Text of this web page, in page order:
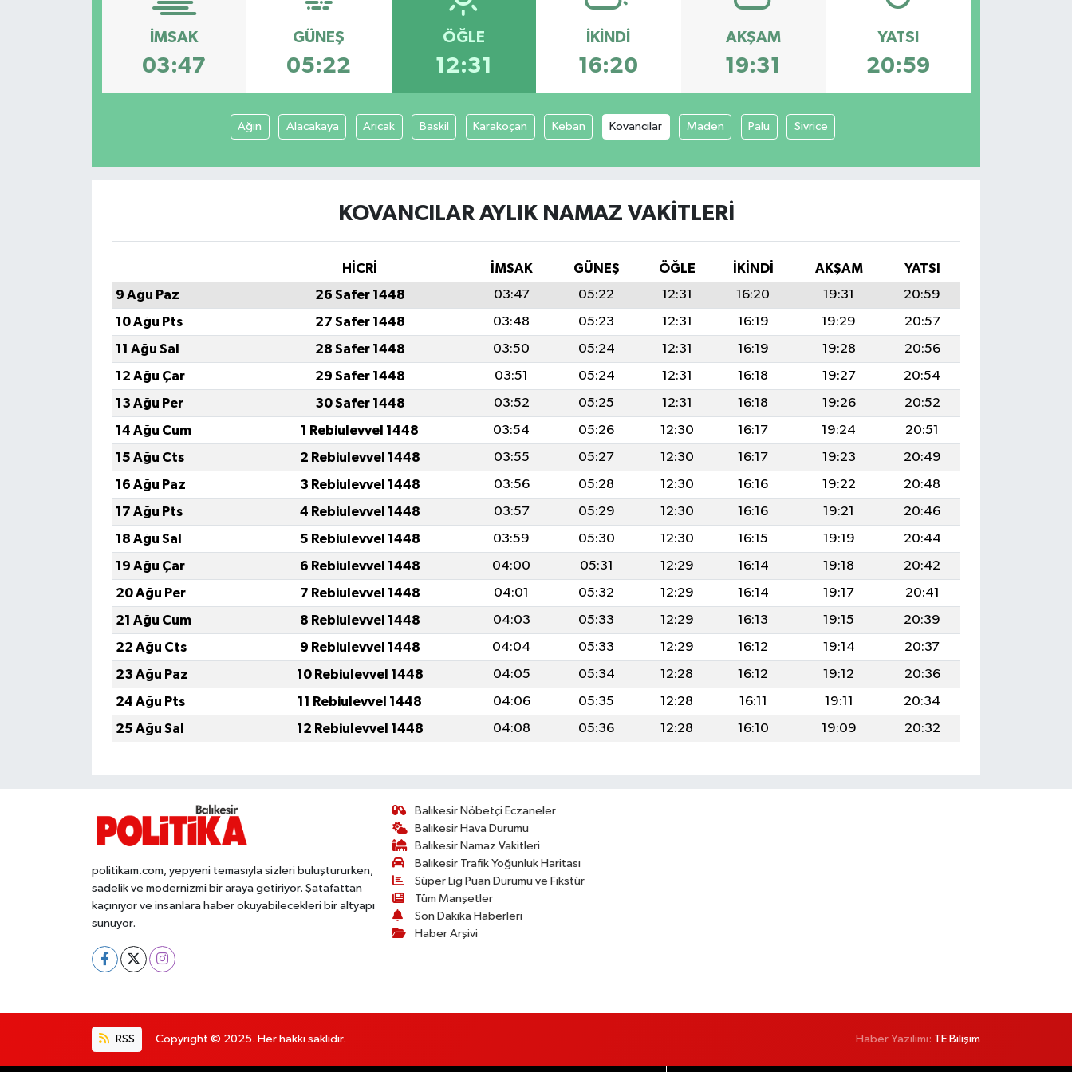
İMSAK
03:47
GÜNEŞ
05:22
ÖĞLE
12:31
İKINDI
16:20
AKŞAM
19:31
YATSI
20:59
Ağın Alacakaya Arıcak Baskil Karakoçan Keban Kovancılar Maden Palu Sivrice
KOVANCILAR AYLIK NAMAZ VAKITLERI
HİCRİ İMSAK GÜNEŞ ÖĞLE İKINDI AKŞAM
YATSI
9 Ağu Paz
26 Safer 1448 03:47 05:22 12:31 16:20 19:31
20:59
10 Ağu Pts
27 Safer 1448 03:48 05:23 12:31 16:19 19:29
20:57
11 Ağu Sal
28 Safer 1448 03:50 05:24 12:31 16:19 19:28
20:56
12 Ağu Çar
29 Safer 1448 03:51 05:24 12:31 16:18 19:27
20:54
13 Ağu Per
30 Safer 1448 03:52 05:25 12:31 16:18 19:26
20:52
14 Ağu Cum
1 Rebiulevvel 1448 03:54 05:26 12:30 16:17 19:24
20:51
15 Ağu Cts
2 Rebiulevvel 1448 03:55 05:27 12:30 16:17 19:23
20:49
16 Ağu Paz
3 Rebiulevvel 1448 03:56 05:28 12:30 16:16 19:22
20:48
17 Ağu Pts
4 Rebiulevvel 1448 03:57 05:29 12:30 16:16 19:21
20:46
18 Ağu Sal
5 Rebiulevvel 1448 03:59 05:30 12:30 16:15 19:19
20:44
19 Ağu Çar
6 Rebiulevvel 1448 04:00 05:31 12:29 16:14 19:18
20:42
20 Ağu Per
7 Rebiulevvel 1448 04:01 05:32 12:29 16:14 19:17
20:41
21 Ağu Cum
8 Rebiulevvel 1448 04:03 05:33 12:29 16:13 19:15
20:39
22 Ağu Cts
9 Rebiulevvel 1448 04:04 05:33 12:29 16:12 19:14
20:37
23 Ağu Paz
10 Rebiulevvel 1448 04:05 05:34 12:28 16:12 19:12
20:36
24 Ağu Pts
11 Rebiulevvel 1448 04:06 05:35 12:28 16:11 19:11
20:34
25 Ağu Sal
12 Rebiulevvel 1448 04:08 05:36 12:28 16:10 19:09 20:32
politikam.com, yepyeni temasıyla sizleri buluştururken,
sadelik ve modernizmi bir araya getiriyor. Şatafattan
kaçınıyor ve insanlara haber okuyabilecekleri bir altyapı
sunuyor.
Balıkesir Nöbetçi Eczaneler
Balıkesir Hava Durumu
Balıkesir Namaz Vakitleri
Balıkesir Trafik Yoğunluk Haritası
Süper Lig Puan Durumu ve Fikstür
Tüm Manşetler
Son Dakika Haberleri
Haber Arşivi
RSS Copyright © 2025. Her hakkı saklıdır. Haber Yazılımı: TE Bilişim
KENT GÜNDEMİ
KÜLTÜR-SANAT
Savaştepe
SİYASET
Sındırgı
SÜRMANŞET